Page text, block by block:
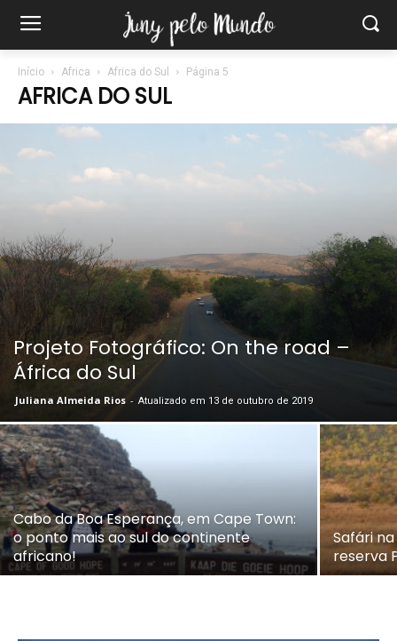
Início Africa Africa do Sul Página 5
AFRICA DO SUL
Projeto Fotográfico: On the road –
África do Sul
Juliana Almeida Rios - Atualizado em 13 de outubro de 2019
Cabo da Boa Esperança, em Cape Town:
o ponto mais ao sul do continente
africano!
Safári
reserva